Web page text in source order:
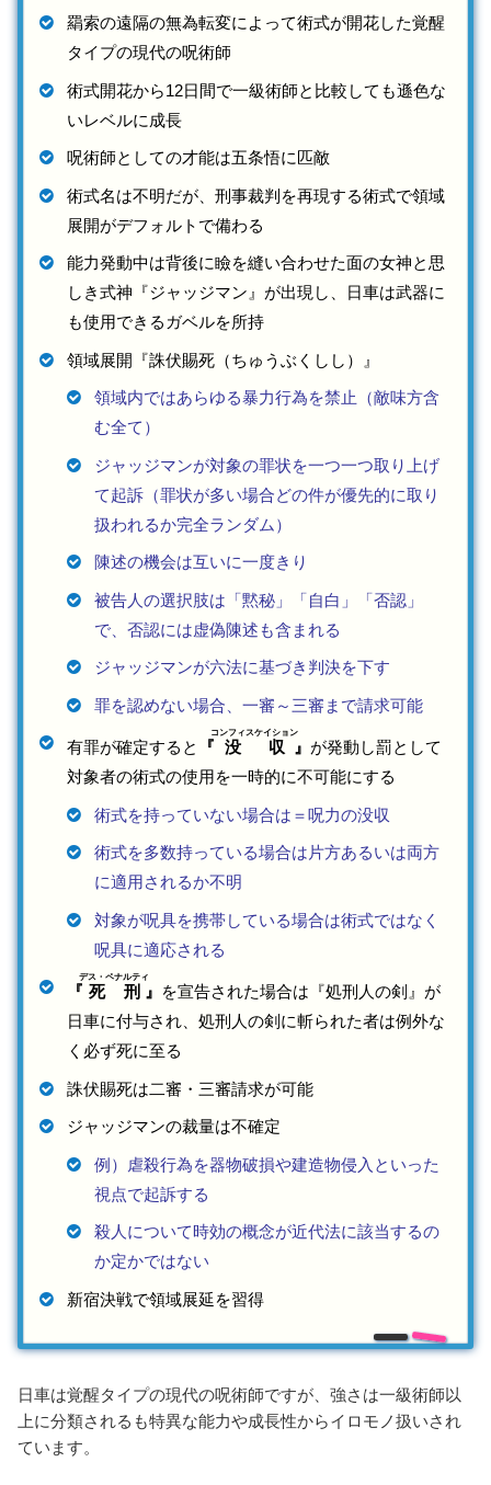
羂索の遠隔の無為転変によって術式が開花した覚醒
タイプの現代の呪術師
術式開花から12日間で一級術師と比較しても遜色な
いレベルに成長
呪術師としての才能は五条悟に匹敵
術式名は不明だが、刑事裁判を再現する術式で領域
展開がデフォルトで備わる
能力発動中は背後に瞼を縫い合わせた面の女神と思
しき式神『ジャッジマン』が出現し、日車は武器に
も使用できるガベルを所持
領域展開『誅伏賜死（ちゅうぶくしし）』
領域内ではあらゆる暴力行為を禁止（敵味方含
む全て）
ジャッジマンが対象の罪状を一つ一つ取り上げ
て起訴（罪状が多い場合どの件が優先的に取り
扱われるか完全ランダム）
陳述の機会は互いに一度きり
被告人の選択肢は「黙秘」「自白」「否認」
で、否認には虚偽陳述も含まれる
ジャッジマンが六法に基づき判決を下す
罪を認めない場合、一審～三審まで請求可能
有罪が確定すると 『 没収
コンフィスケイション
』 が発動し罰として
対象者の術式の使用を一時的に不可能にする
術式を持っていない場合は＝呪力の没収
術式を多数持っている場合は片方あるいは両方
に適用されるか不明
対象が呪具を携帯している場合は術式ではなく
呪具に適応される
『 死刑
デス・ペナルティ
』 を宣告された場合は『処刑人の剣』が
日車に付与され、処刑人の剣に斬られた者は例外な
く必ず死に至る
誅伏賜死は二審・三審請求が可能
ジャッジマンの裁量は不確定
例）虐殺行為を器物破損や建造物侵入といった
視点で起訴する
殺人について時効の概念が近代法に該当するの
か定かではない
新宿決戦で領域展延を習得
日車は覚醒タイプの現代の呪術師ですが、強さは一級術師以
上に分類されるも特異な能力や成長性からイロモノ扱いされ
ています。